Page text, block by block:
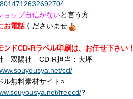
ョップ自信がないと言う方
お電話くださいませ
ンドCD-Rラベル印刷は、お任せ下さい！
社 双陽社 CD-R担当：大坪
cd/
ル無料素材サイト○
freecd/?